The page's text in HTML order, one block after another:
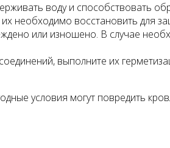
воду и способствовать
необходимо восстановить для
или изношено. В случае
выполните их
условия могут повредить